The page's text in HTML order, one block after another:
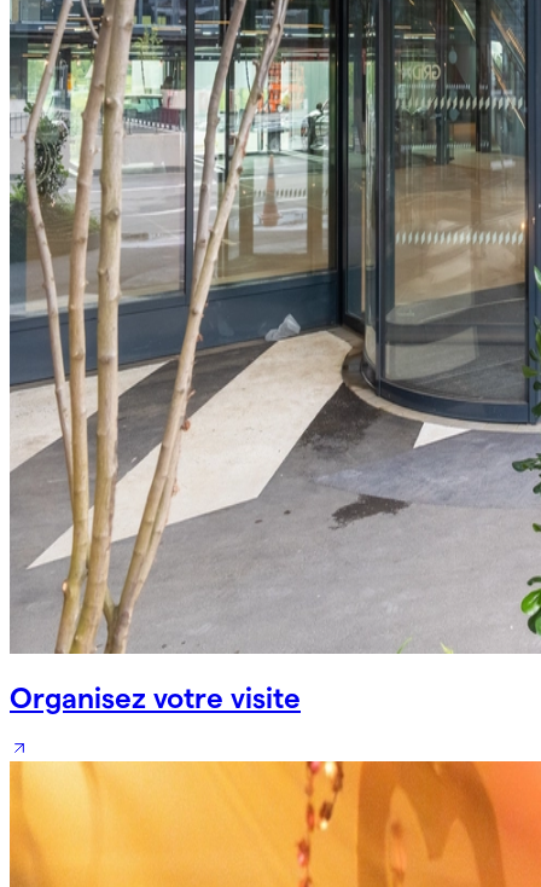
Organisez votre visite